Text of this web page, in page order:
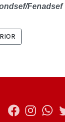
Fenadsef
COM